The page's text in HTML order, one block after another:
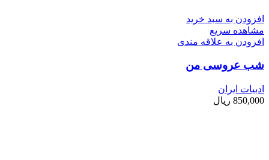
افزودن به سبد خرید
مشاهده سریع
افزودن به علاقه مندی
شب عروسی من
ادبیات ایران
850,000 ریال